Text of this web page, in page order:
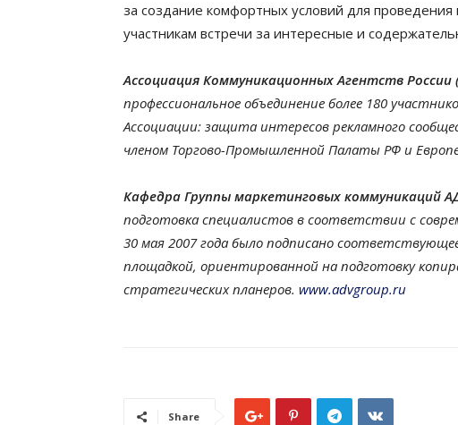
за создание комфортных условий для
участникам встречи за интересные и
Ассоциация Коммуникационных Агентств России
профессиональное объединение более 180
Ассоциации: защита интересов рекламного
членом Торгово-Промышленной Палаты РФ и
Кафедра Группы маркетинговых коммуникаций
подготовка специалистов в соответствии с
30 мая 2007 года было подписано
площадкой, ориентированной на подготовку
стратегических планеров. www.advgroup.ru
Share